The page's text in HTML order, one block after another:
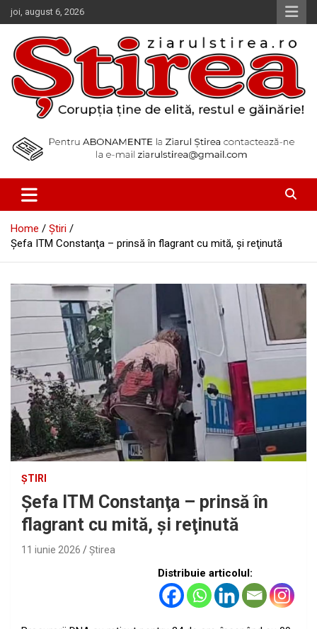
Skip
to
content
joi, august 6, 2026
Ziarul Știrea
Home
Știri
Şefa ITM Constanţa – prinsă în flagrant cu mită, şi reţinută
ȘTIRI
Şefa ITM Constanţa – prinsă în
flagrant cu mită, şi reţinută
11 iunie 2026 Ştirea
Distribuie articolul: